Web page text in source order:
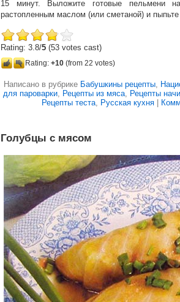
15 минут. Выложите готовые пельмени
растопленным маслом (или сметаной) и
Rating: 3.8/5 (53 votes cast)
Rating: +10 (from 22 votes)
Написано в рубрике Бабушкины рецепты,
для пароварки, Рецепты из мяса, Рецепты
Рецепты теста, Русская кухня
Голубцы с мясом